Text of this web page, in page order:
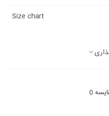
Size chart
0